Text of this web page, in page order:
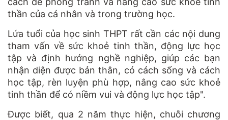
thần của cá nhân và trong trường học.
Lứa tuổi của học sinh THPT rất cần các nội dung
tham vấn về sức khoẻ tinh thần, động lực học
tập và định hướng nghề nghiệp, giúp các bạn
nhận diện được bản thân, có cách sống và cách
học tập, rèn luyện phù hợp, nâng cao sức khoẻ
tinh thần để có niềm vui và động lực học tập".
Được biết, qua 2 năm thực hiện, chuỗi chương